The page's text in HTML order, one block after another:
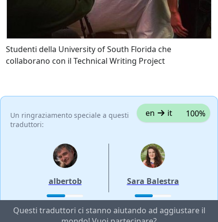
Studenti della University of South Florida che
collaborano con il Technical Writing Project
Un ringraziamento speciale a questi
traduttori:
en it 100%
albertob Sara Balestra
Questi traduttori ci stanno aiutando ad aggiustare il